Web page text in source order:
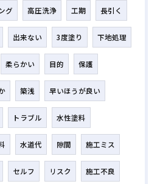
グ 高圧洗浄 工期 長引く
出来ない 3度塗り 下地処理
柔らかい 目的 保護
築浅 早いほうが良い
トラブル 水性塗料
水道代 隙間 施工ミス
セルフ リスク 施工不良